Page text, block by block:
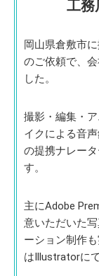
工務
岡山県倉敷市
のご依頼で、
した。
撮影・編集・
イクによる音
の提携ナレー
す。
主にAdobe
意いただいた
ーション制作
はIllustratorに